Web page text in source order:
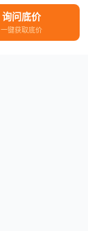
询问底价
一键获取底价
登录